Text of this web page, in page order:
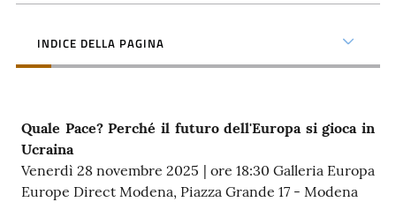
Seguici
su
INDICE DELLA PAGINA
Quale Pace? Perché il futuro dell'Europa si gioca in
Ucraina
Venerdì 28 novembre 2025 | ore 18:30 Galleria Europa
Europe Direct Modena, Piazza Grande 17 - Modena